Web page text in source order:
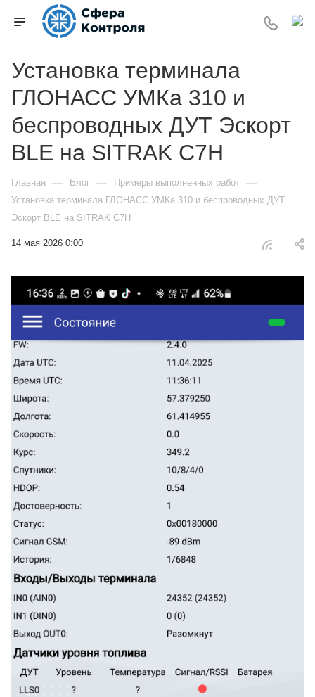
Установка терминала
ГЛОНАСС УМКа 310 и
беспроводных ДУТ Эскорт
BLE на SITRAK C7H
Главная — Блог — Примеры выполненных работ —
Установка терминала ГЛОНАСС УМКа 310 и беспроводных ДУТ
Эскорт BLE на SITRAK C7H
14 мая 2026 0:00